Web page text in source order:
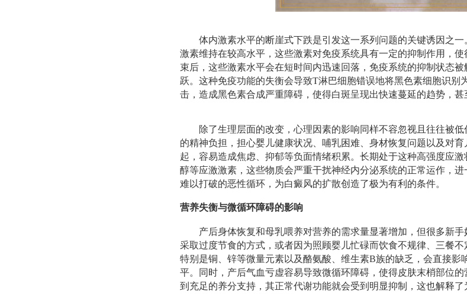
体内激素水平的断崖式下跌是引发这一系列问题的关键诱因之
激素维持在较高水平，这些激素对免疫系统具有一定的抑制作用，
束后，这些激素水平会在短时间内迅速回落，免疫系统的抑制状态
跃。这种免疫功能的失衡会导致T淋巴细胞错误地将黑色素细胞识别
击，造成黑色素合成严重障碍，使得白斑呈现出快速蔓延的趋势，甚
除了生理层面的改变，心理因素的影响同样不容忽视且往往被
的精神负担，担心婴儿健康状况、哺乳困难、身材恢复问题以及对
起，容易造成焦虑、抑郁等负面情绪积累。长期处于这种高强度应
醇等应激激素，这些物质会严重干扰神经内分泌系统的正常运作，
难以打破的恶性循环，为白癜风的扩散创造了极为有利的条件。
营养失衡与微循环障碍的影响
产后身体恢复和母乳喂养对营养的需求量显著增加，但很多新
采取过度节食的方式，或者因为照顾婴儿忙碌而饮食不规律、三餐不
特别是铜、锌等微量元素以及酪氨酸、维生素B族的缺乏，会直接影
平。同时，产后气血亏虚容易导致微循环障碍，使得皮肤末梢部位
到充足的养分支持，其正常代谢功能就会受到明显抑制，这也解释